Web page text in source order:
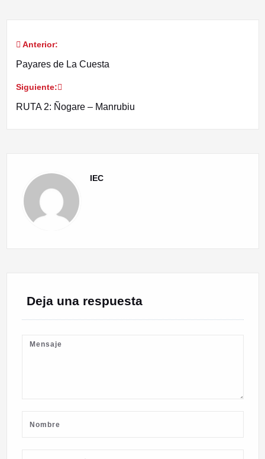
Navegación
de
entradas
Anterior:
Payares de La Cuesta
Siguiente:
RUTA 2: Ñogare – Manrubiu
IEC
Deja una respuesta